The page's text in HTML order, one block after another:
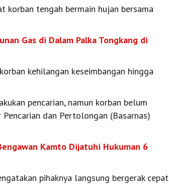
korban tengah bermain hujan bersama
Gas di Dalam Palka Tongkang di
kehilangan keseimbangan hingga
pencarian, namun korban belum
dan Pertolongan (Basarnas)
Kamto Dijatuhi Hukuman 6
pihaknya langsung bergerak cepat